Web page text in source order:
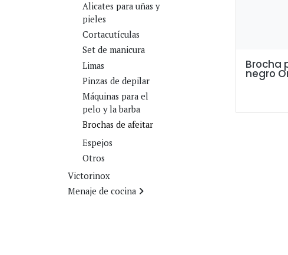
Alicates para uñas y
pieles
Cortacutículas
Set de manicura
Limas
Pinzas de depilar
Máquinas para el
pelo y la barba
Brochas de afeitar
Espejos
Otros
Victorinox
Menaje de cocina
Brocha
negro